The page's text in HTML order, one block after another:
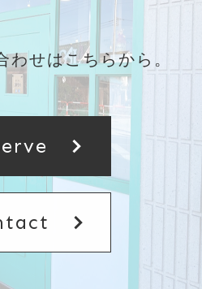
わせはこちらから。
chevron_right
chevron_right